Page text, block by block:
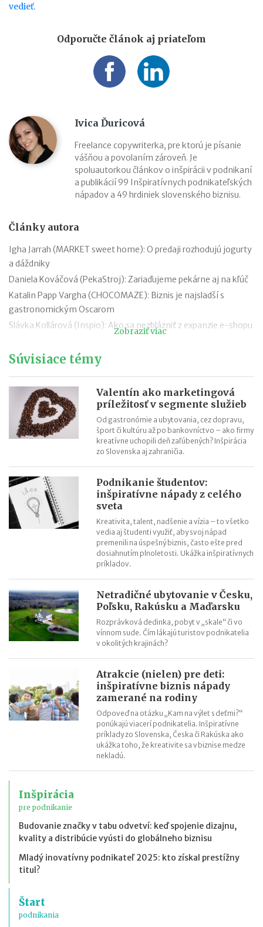
vedieť.
Odporučte článok aj priateľom
Ivica Ďuricová
Freelance copywriterka, pre ktorú je písanie
vášňou a povolaním zároveň. Je
spoluautorkou článkov o inšpirácii v podnikaní
a publikácií 99 Inšpiratívnych podnikateľských
nápadov a 49 hrdiniek slovenského biznisu.
Články autora
Igha Jarrah (MARKET sweet home): O predaji rozhodujú jogurty
a dáždniky
Daniela Kováčová (PekaStroj): Zariaďujeme pekárne aj na kľúč
Katalin Papp Vargha (CHOCOMAZE): Biznis je najsladší s
gastronomickým Oscarom
Slávka Kollárová (Inspio): Ako sa nezblázniť z expanzie e-shopu
chodiaca reklama zadarmo
kabaretu
Melinda Mikleová (Eurotoner): Predávame ľuďom svätý pokoj
Jaromíra Ostrožovičová (vinárstvo Ostrožovič): Láska k
vinárovi sa zmenila na spoločnú firmu
Eva Stejskalová (MicroStep): Priemyselné technológie nie sú
Eva Škovranová (1907 Perfumeries): Biznis mi doslova vonia
Zobraziť viac
Súvisiace témy
Valentín ako marketingová
príležitosť v segmente služieb
Od gastronómie a ubytovania, cez dopravu,
šport či kultúru až po bankovníctvo – ako firmy
kreatívne uchopili deň zaľúbených? Inšpirácia
zo Slovenska aj zahraničia.
Podnikanie študentov:
inšpiratívne nápady z celého
sveta
Kreativita, talent, nadšenie a vízia – to všetko
vedia aj študenti využiť, aby svoj nápad
premenili na úspešný biznis, často ešte pred
dosiahnutím plnoletosti. Ukážka inšpiratívnych
príkladov.
Netradičné ubytovanie v Česku,
Poľsku, Rakúsku a Maďarsku
Rozprávková dedinka, pobyt v „skale“ či vo
vínnom sude. Čím lákajú turistov podnikatelia
v okolitých krajinách?
Atrakcie (nielen) pre deti:
inšpiratívne biznis nápady
zamerané na rodiny
Odpoveď na otázku „Kam na výlet s deťmi?“
ponúkajú viacerí podnikatelia. Inšpiratívne
príklady zo Slovenska, Česka či Rakúska ako
ukážka toho, že kreativite sa v biznise medze
nekladú.
Inšpirácia
pre podnikanie
Budovanie značky v tabu odvetví: keď spojenie dizajnu,
kvality a distribúcie vyústi do globálneho biznisu
Mladý inovatívny podnikateľ 2025: kto získal prestížny
titul?
Štart
podnikania